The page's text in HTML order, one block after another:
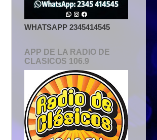
WHATSAPP 2345414545
APP DE LA RADIO DE
CLASICOS 106.9